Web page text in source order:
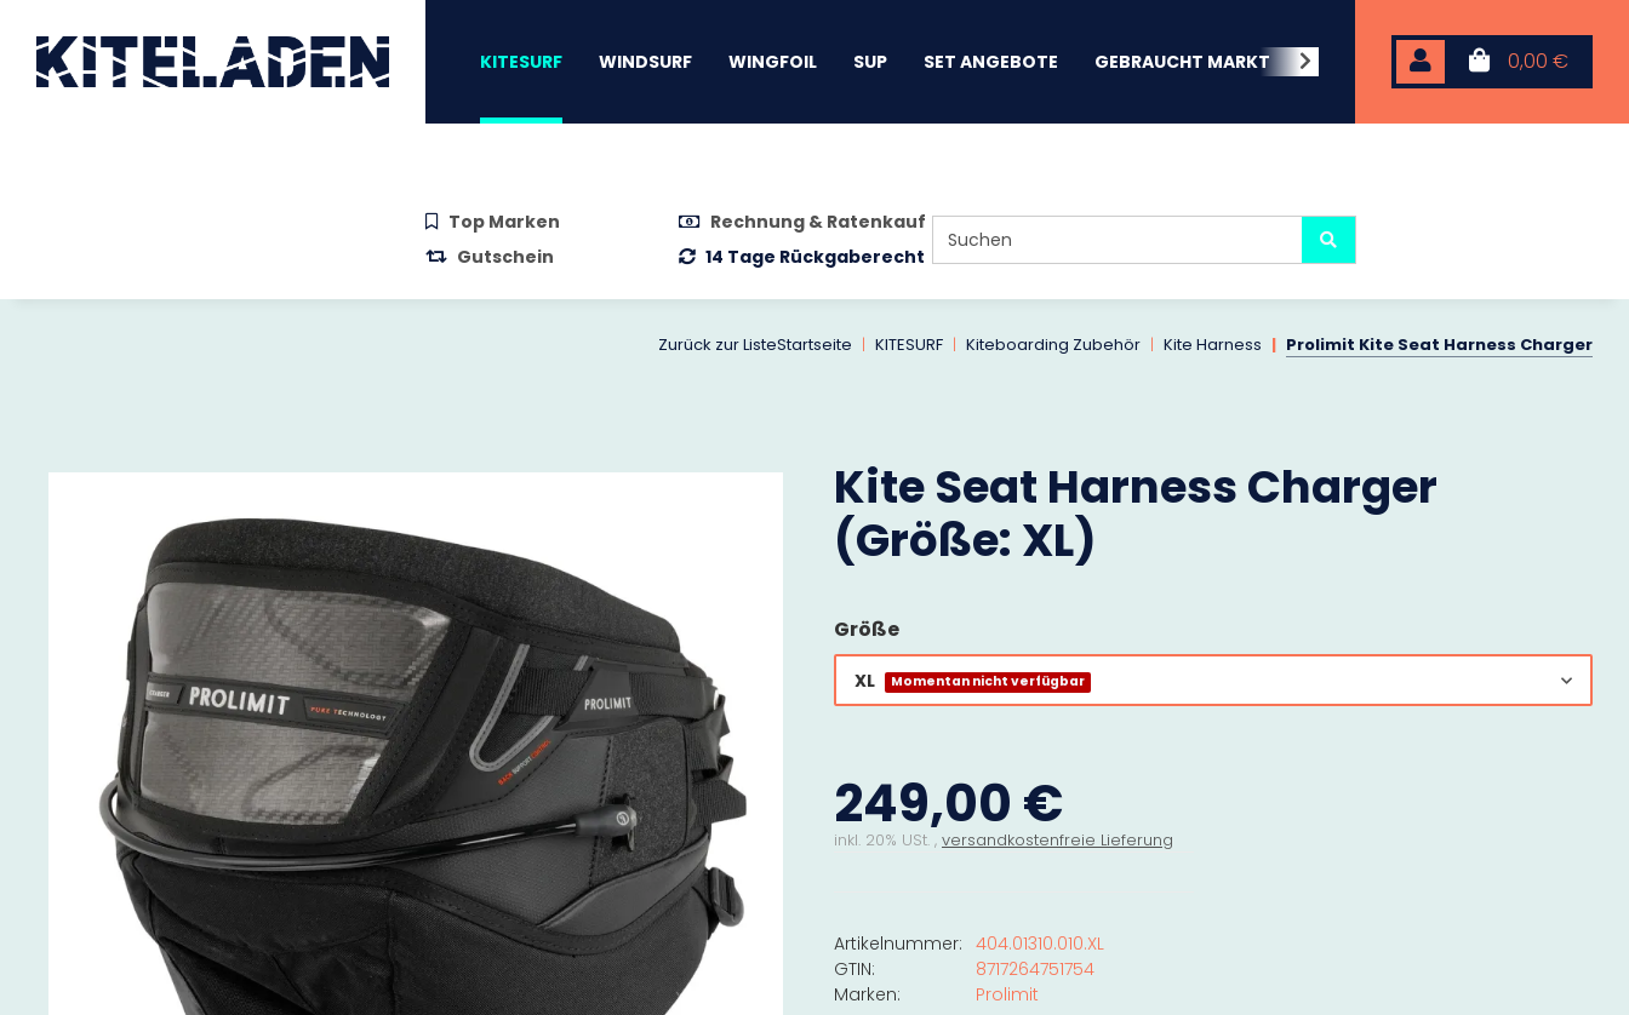
0,00 €
KITESURF WINDSURF WINGFOIL SUP SET ANGEBOTE GEBRAUCHT MARKT BEACHWEAR NEOPREN
Top Marken
Rechnung & Ratenkauf
Gutschein
14 Tage Rückgaberecht
Zurück zur ListeStartseite KITESURF Kiteboarding Zubehör Kite Harness Prolimit Kite Seat Harness Charger
Kite Seat Harness Charger
(Größe: XL)
Größe
XL Momentan nicht verfügbar
249,00 €
inkl. 20% USt. , versandkostenfreie Lieferung
Artikelnummer: 404.01310.010.XL
GTIN:
8717264751754
Marken:
Prolimit